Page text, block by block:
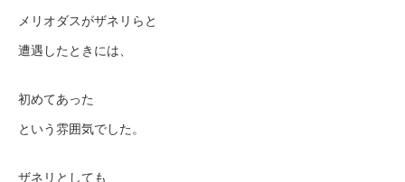
メリオダスがザネリらと
遭遇したときには、
初めてあった
という雰囲気でした。
ザネリとしても